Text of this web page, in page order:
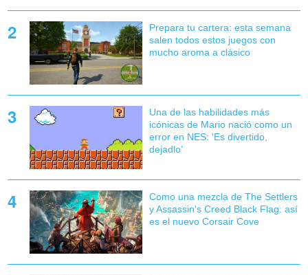
Prepara tu cartera: esta semana
salen todos estos juegos con
mucho aroma a clásico
Una de las habilidades más
icónicas de Mario nació como un
error en NES: 'Es divertido,
dejadlo'
Como una mezcla de The Settlers
y Assassin's Creed Black Flag: así
es el nuevo Corsair Cove